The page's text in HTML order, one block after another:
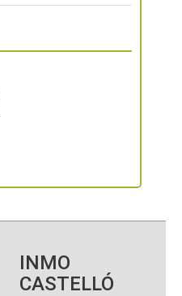
INMO
CASTELLÓ